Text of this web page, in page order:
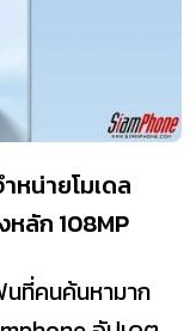
หน่ายโมเดล
ลัก 108MP
นที่คนค้นหามาก